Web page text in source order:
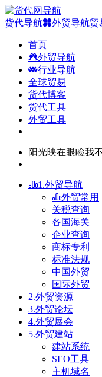
货代导航 外贸导航贸
首页
外贸导航
行业导航
全球贸易
货代博客
货代工具
外贸工具
阳光映在眼睑我
1.外贸导航
外贸常用
关税查询
各国海关
企业查询
商标专利
标准法规
中国外贸
国际外贸
2.外贸资源
3.外贸论坛
4.外贸展会
5.外贸建站
建站系统
SEO工具
主机域名